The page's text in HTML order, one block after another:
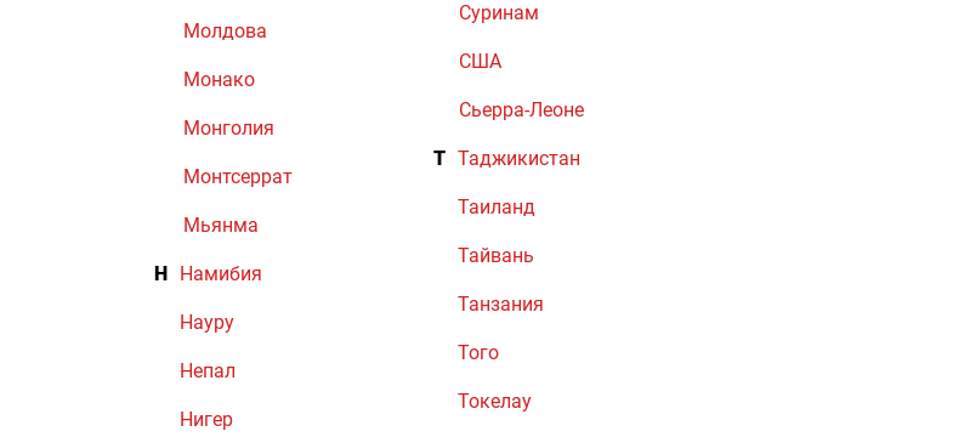
Молдова
Монако
Монголия
Монтсеррат
Мьянма
Н Намибия
Науру
Непал
Нигер
Суринам
США
Сьерра-Леоне
Т Таджикистан
Таиланд
Тайвань
Танзания
Того
Токелау